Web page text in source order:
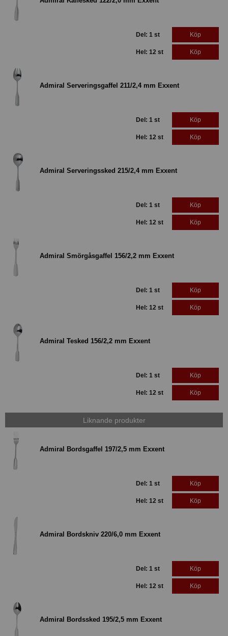
Del: 1 st Köp
Hel: 12 st Köp
Admiral Serveringsgaffel 211/2,4 mm Exxent
Del: 1 st Köp
Hel: 12 st Köp
Admiral Serveringssked 215/2,4 mm Exxent
Del: 1 st Köp
Hel: 12 st Köp
Admiral Smörgåsgaffel 156/2,2 mm Exxent
Del: 1 st Köp
Hel: 12 st Köp
Admiral Tesked 156/2,2 mm Exxent
Del: 1 st Köp
Hel: 12 st Köp
Liknande produkter
Admiral Bordsgaffel 197/2,5 mm Exxent
Del: 1 st Köp
Hel: 12 st Köp
Admiral Bordskniv 220/6,0 mm Exxent
Del: 1 st Köp
Hel: 12 st Köp
Admiral Bordssked 195/2,5 mm Exxent